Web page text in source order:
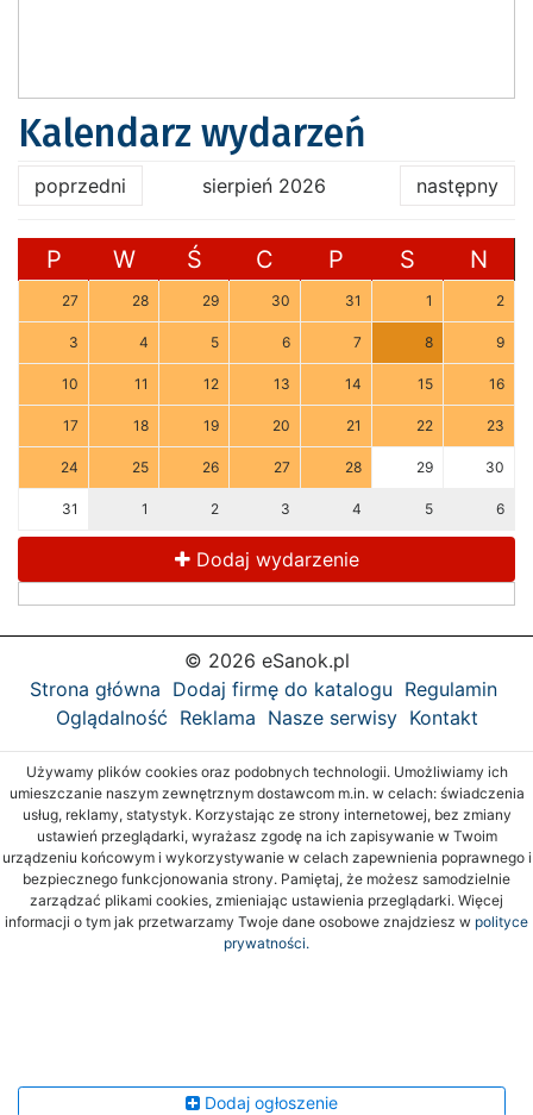
Kalendarz wydarzeń
poprzedni sierpień 2026 następny
P W Ś C P S N
27 28 29 30 31 1 2
3 4 5 6 7 8 9
10 11 12 13 14 15 16
17 18 19 20 21 22 23
24 25 26 27 28 29 30
31 1 2 3 4 5 6
Dodaj wydarzenie
© 2026 eSanok.pl
Strona główna Dodaj firmę do katalogu Regulamin
Oglądalność Reklama Nasze serwisy Kontakt
Używamy plików cookies oraz podobnych technologii. Umożliwiamy ich
umieszczanie naszym zewnętrznym dostawcom m.in. w celach: świadczenia
usług, reklamy, statystyk. Korzystając ze strony internetowej, bez zmiany
ustawień przeglądarki, wyrażasz zgodę na ich zapisywanie w Twoim
urządzeniu końcowym i wykorzystywanie w celach zapewnienia poprawnego i
bezpiecznego funkcjonowania strony. Pamiętaj, że możesz samodzielnie
zarządzać plikami cookies, zmieniając ustawienia przeglądarki. Więcej
informacji o tym jak przetwarzamy Twoje dane osobowe znajdziesz w polityce
prywatności.
Dodaj ogłoszenie